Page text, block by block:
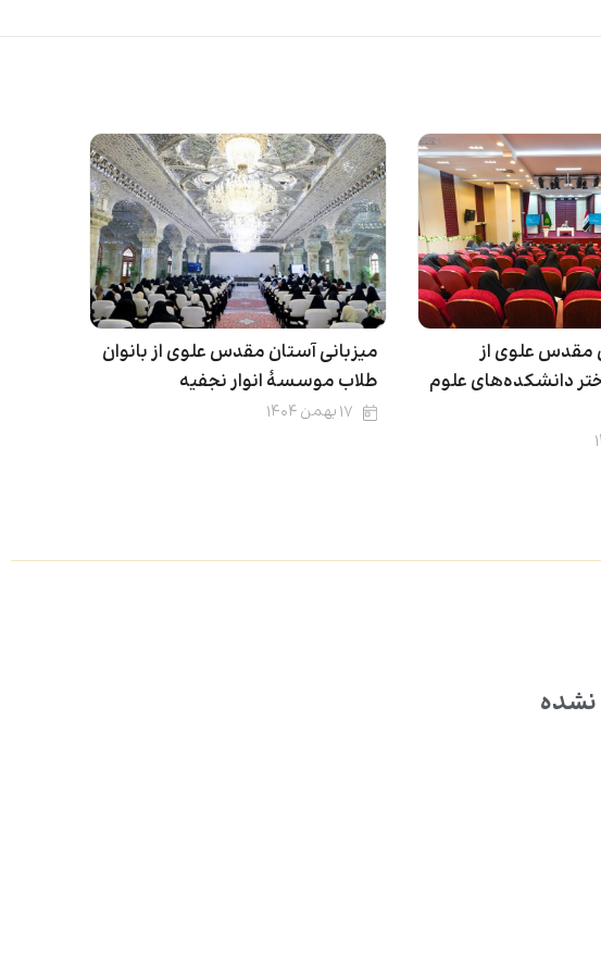
مقدس علوی از
دانشکده‌های علوم
میزبانی آستان مقدس علوی از بانوان
طلاب موسسۀ انوار نجفیه
۱۷ بهمن ۱۴۰۴